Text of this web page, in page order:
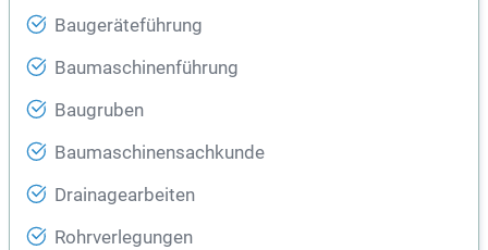
Baugeräteführung
Baumaschinenführung
Baugruben
Baumaschinensachkunde
Drainagearbeiten
Rohrverlegungen